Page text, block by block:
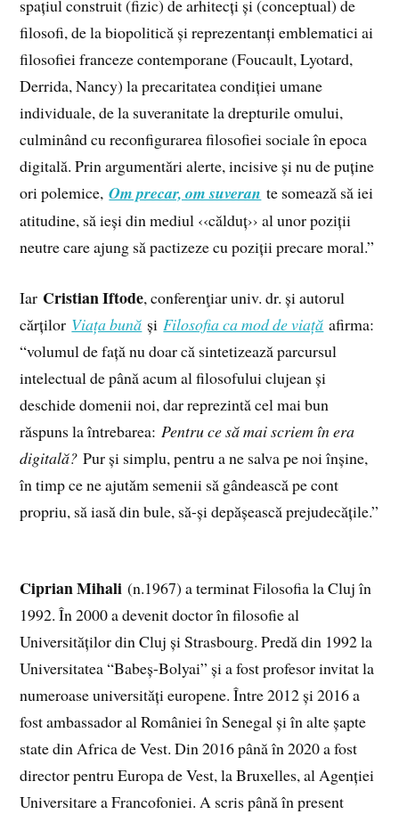
spațiul construit (fizic) de arhitecți și (conceptual) de
filosofi, de la biopolitică și reprezentanți emblematici ai
filosofiei franceze contemporane (Foucault, Lyotard,
Derrida, Nancy) la precaritatea condiției umane
individuale, de la suveranitate la drepturile omului,
culminând cu reconfigurarea filosofiei sociale în epoca
digitală. Prin argumentări alerte, incisive și nu de puține
ori polemice,Om precar, om suveran te somează să iei
atitudine, să ieși din mediul ‹‹călduț›› al unor poziții
neutre care ajung să pactizeze cu poziții precare moral.”
Iar Cristian Iftode, conferenţiar univ. dr. și autorul
cărților Viața bună și Filosofia ca mod de viață afirma:
“volumul de față nu doar că sintetizează parcursul
intelectual de până acum al filosofului clujean și
deschide domenii noi, dar reprezintă cel mai bun
răspuns la întrebarea: Pentru ce să mai scriem în era
digitală? Pur și simplu, pentru a ne salva pe noi înșine,
în timp ce ne ajutăm semenii să gândească pe cont
propriu, să iasă din bule, să-și depășească prejudecățile.”
Ciprian Mihali (n.1967) a terminat Filosofia la Cluj în
1992. În 2000 a devenit doctor în filosofie al
Universităților din Cluj și Strasbourg. Predă din 1992 la
Universitatea “Babeș-Bolyai” și a fost profesor invitat la
numeroase universități europene. Între 2012 și 2016 a
fost ambassador al României în Senegal și în alte șapte
state din Africa de Vest. Din 2016 până în 2020 a fost
director pentru Europa de Vest, la Bruxelles, al Agenției
Universitare a Francofoniei. A scris până în present